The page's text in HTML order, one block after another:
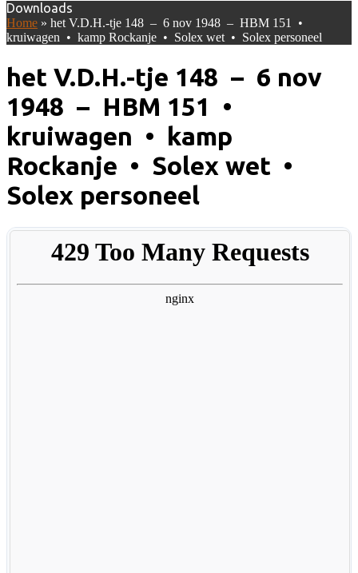
Downloads
Home » het V.D.H.-tje 148 – 6 nov 1948 – HBM 151 •
kruiwagen • kamp Rockanje • Solex wet • Solex personeel
het V.D.H.-tje 148 – 6 nov
1948 – HBM 151 •
kruiwagen • kamp
Rockanje • Solex wet •
Solex personeel